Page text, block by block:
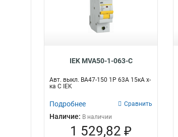
IEK MVA50-1-063-C
Авт. выкл. ВА47-150 1Р 63А 15кА х-
ка C IEK
Подробнее Сравнить
Наличие: В наличии
1 529,82 ₽